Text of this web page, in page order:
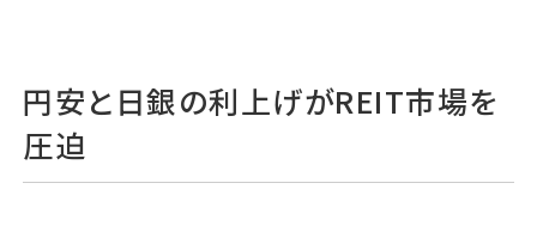
円安と日銀の利上げがREIT市場を
圧迫